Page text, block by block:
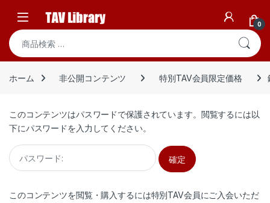
Open
0
検索対象:
ホーム 非公開コンテンツ 特別TAV会員限定価格
このコンテンツはパスワードで保護されています。閲覧するには以
下にパスワードを入力してください。
このコンテンツを閲覧・購入するには特別TAV会員にご入会いただ